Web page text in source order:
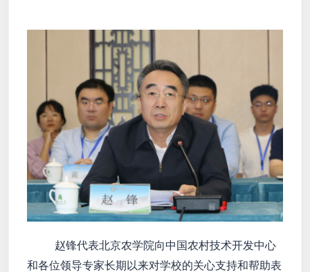
赵锋代表北京农学院向中国农村技术开发中心
和各位领导专家长期以来对学校的关心支持和帮助表